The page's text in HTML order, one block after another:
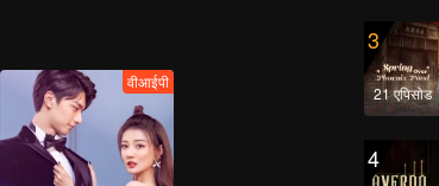
वीआईपी
3
21 एपिसोड
4